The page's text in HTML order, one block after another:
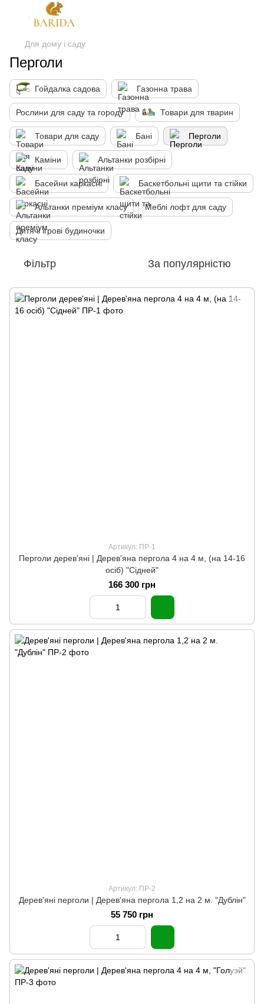
Для дому і саду
Перголи
Гойдалка садова Газонна трава
Рослини для саду та городу Товари для тварин
Товари для саду Бані Перголи
Каміни Альтанки розбірні
Басейни каркасні Баскетбольні щити та стійки
Альтанки преміум класу Меблі лофт для саду
Дитячі ігрові будиночки
Фільтр За популярністю
Артикул: ПР-1
Перголи дерев'яні | Дерев'яна пергола 4 на 4 м, (на 14-16
осіб) "Сідней"
166 300 грн
Артикул: ПР-2
Дерев'яні перголи | Дерев'яна пергола 1,2 на 2 м. "Дублін"
55 750 грн